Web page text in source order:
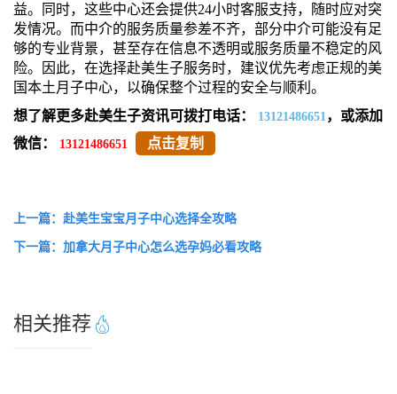
益。同时，这些中心还会提供24小时客服支持，随时应对突
发情况。而中介的服务质量参差不齐，部分中介可能没有足
够的专业背景，甚至存在信息不透明或服务质量不稳定的风
险。因此，在选择赴美生子服务时，建议优先考虑正规的美
国本土月子中心，以确保整个过程的安全与顺利。
想了解更多赴美生子资讯可拨打电话：
13121486651，或添加
微信：
13121486651 点击复制
上一篇：赴美生宝宝月子中心选择全攻略
下一篇：加拿大月子中心怎么选孕妈必看攻略
相关推荐